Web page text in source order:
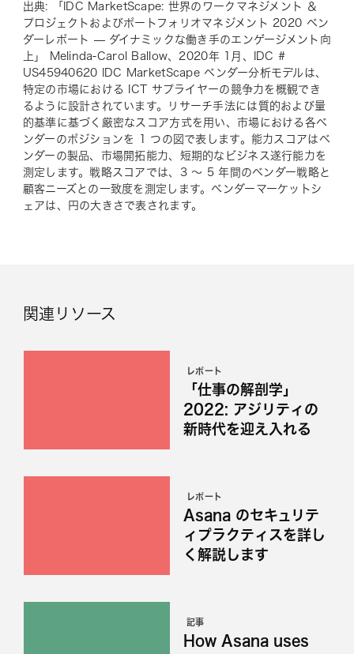
出典: 「IDC MarketScape: 世界のワークマネジメント ＆
プロジェクトおよびポートフォリオマネジメント 2020 ベン
ダーレポート — ダイナミックな働き手のエンゲージメント向
上」 Melinda-Carol Ballow、2020年 1月、IDC #
US45940620 IDC MarketScape ベンダー分析モデルは、
特定の市場における ICT サプライヤーの競争力を概観でき
るように設計されています。リサーチ手法には質的および量
的基準に基づく厳密なスコア方式を用い、市場における各ベ
ンダーのポジションを 1 つの図で表します。能力スコアはベ
ンダーの製品、市場開拓能力、短期的なビジネス遂行能力を
測定します。戦略スコアでは、3 ～ 5 年間のベンダー戦略と
顧客ニーズとの一致度を測定します。ベンダーマーケットシ
ェアは、円の大きさで表されます。
関連リソース
レポート
「仕事の解剖学」
2022: アジリティの
新時代を迎え入れる
レポート
Asana のセキュリテ
ィプラクティスを詳し
く解説します
記事
How Asana uses